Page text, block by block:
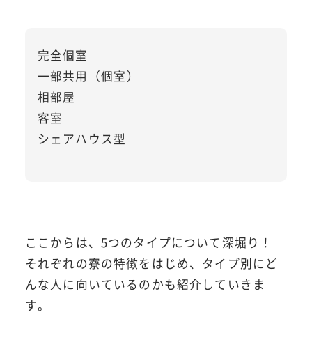
完全個室
一部共用（個室）
相部屋
客室
シェアハウス型
ここからは、5つのタイプについて深堀り！
それぞれの寮の特徴をはじめ、タイプ別にど
んな人に向いているのかも紹介していきま
す。